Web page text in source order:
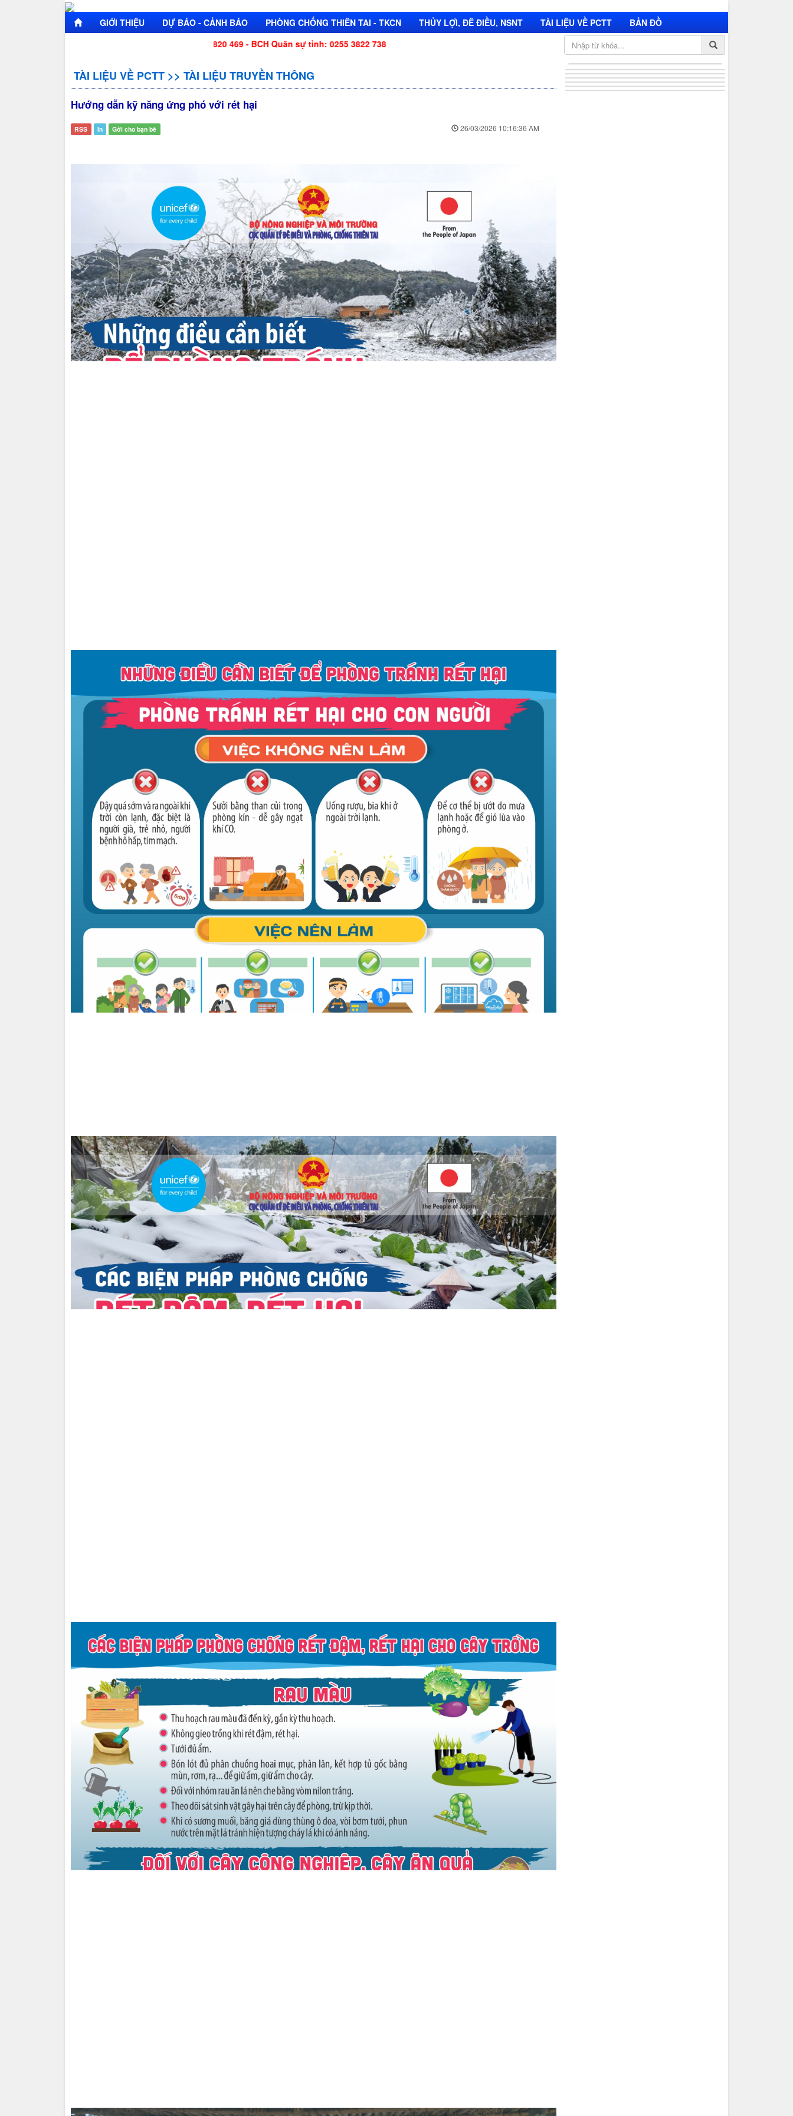
GIỚI THIỆU DỰ BÁO - CẢNH BÁO PHÒNG CHỐNG THIÊN TAI - TKCN THỦY LỢI, ĐÊ ĐIỀU, NSNT TÀI LIỆU VỀ PCTT
BẢN ĐỒ
- BCH BĐ Biên phòng tỉnh: 0255 3820 469 - BCH Quân sự tỉnh: 0255 3822 738
TÀI LIỆU VỀ PCTT >> TÀI LIỆU TRUYỀN THÔNG
Hướng dẫn kỹ năng ứng phó với rét hại
RSS In Gởi cho bạn bè 26/03/2026 10:16:36 AM